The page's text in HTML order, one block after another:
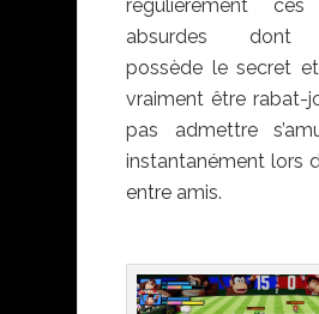
régulièrement ces
absurdes dont
possède le secret
vraiment être rabat-
pas admettre
instantanément lors
entre amis.